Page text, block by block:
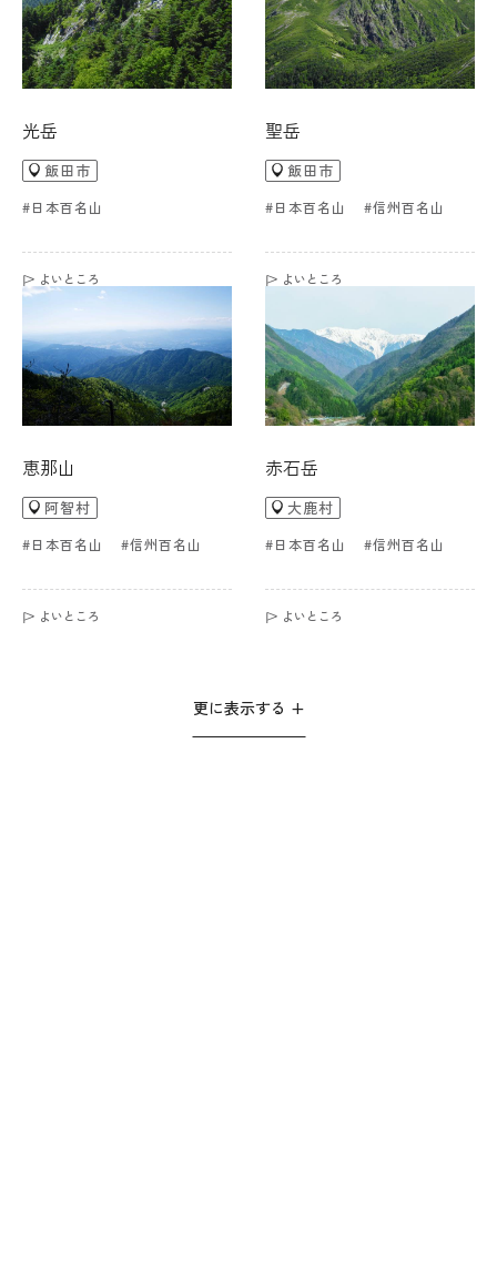
光岳
飯田市
#日本百名山
よいところ
聖岳
飯田市
#日本百名山 #信州百名山
よいところ
恵那山
阿智村
#日本百名山 #信州百名山
よいところ
赤石岳
大鹿村
#日本百名山 #信州百名山
よいところ
更に表示する +